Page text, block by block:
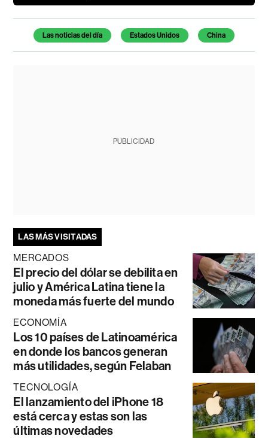
Temas de este artículo
Las noticias del día Estados Unidos China
PUBLICIDAD
LAS MÁS VISITADAS
MERCADOS
El precio del dólar se debilita en
julio y América Latina tiene la
moneda más fuerte del mundo
ECONOMÍA
Los 10 países de Latinoamérica
en donde los bancos generan
más utilidades, según Felaban
TECNOLOGÍA
El lanzamiento del iPhone 18
está cerca y estas son las
últimas novedades